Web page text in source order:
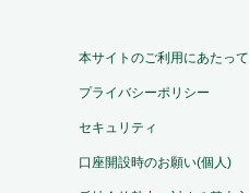
本サイトのご利用にあたって
プライバシーポリシー
セキュリティ
口座開設時のお願い(個人)